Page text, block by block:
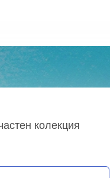
колекция